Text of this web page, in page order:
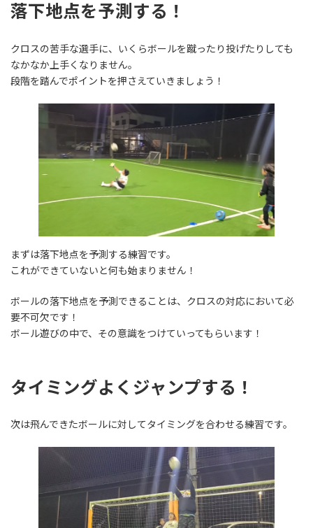
落下地点を予測する！
クロスの苦手な選手に、いくらボールを蹴ったり投げたりしても
なかなか上手くなりません。
段階を踏んでポイントを押さえていきましょう！
まずは落下地点を予測する練習です。
これができていないと何も始まりません！
ボールの落下地点を予測できることは、クロスの対応において必
要不可欠です！
ボール遊びの中で、その意識をつけていってもらいます！
タイミングよくジャンプする！
次は飛んできたボールに対してタイミングを合わせる練習です。